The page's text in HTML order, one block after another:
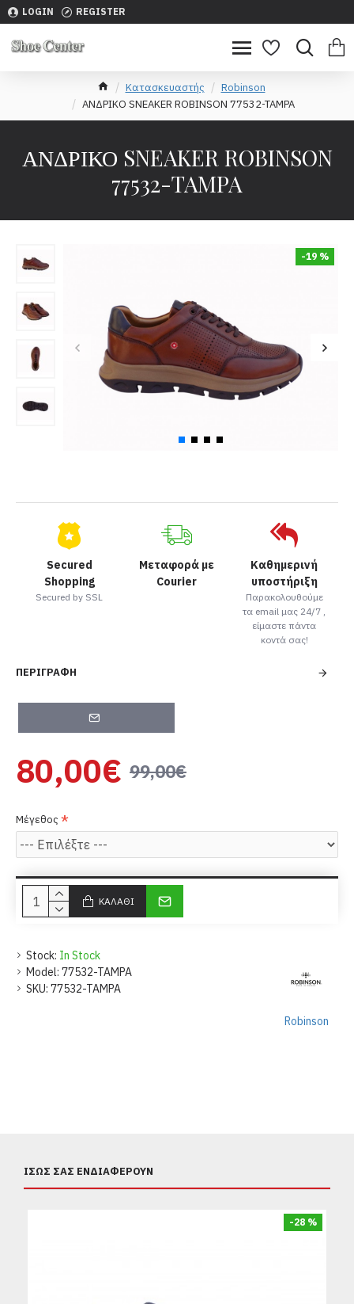
LOGIN REGISTER
Κατασκευαστής
Robinson
ΑΝΔΡΙΚΟ SNEAKER ROBINSON 77532-TAMPA
ΑΝΔΡΙΚΟ SNEAKER ROBINSON
77532-TAMPA
-19 %
Secured
Shopping
Secured by SSL
Μεταφορά με
Courier
Καθημερινή
υποστήριξη
Παρακολουθούμε
τα email μας 24/7 ,
είμαστε πάντα
κοντά σας!
ΠΕΡΙΓΡΑΦΉ
Stock: In Stock
Model: 77532-TAMPA
SKU: 77532-TAMPA
Robinson
99,00€
80,00€
Μέγεθος
ΚΑΛΆΘΙ
ΊΣΩΣ ΣΑΣ ΕΝΔΙΑΦΈΡΟΥΝ
-28 %